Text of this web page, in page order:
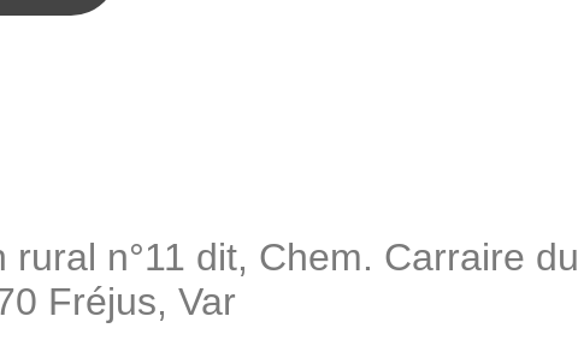
n°11 dit, Chem. Carraire du
Fréjus, Var